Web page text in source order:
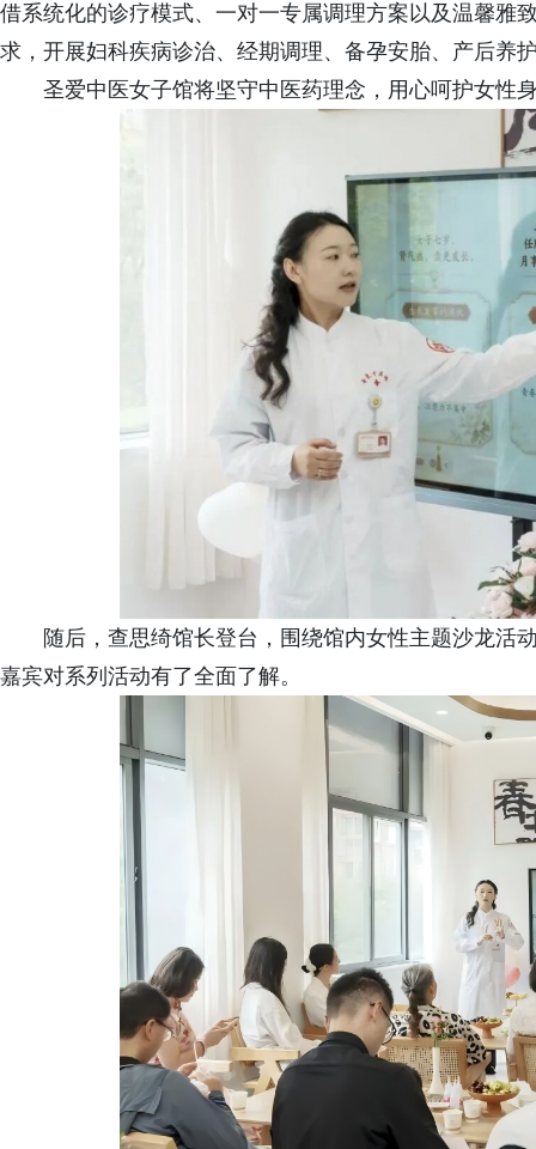
借系统化的诊疗模式、一对一专属调理方案以及温馨雅
求，开展妇科疾病诊治、经期调理、备孕安胎、产后养
圣爱中医女子馆将坚守中医药理念，用心呵护女性
随后，查思绮馆长登台，围绕馆内女性主题沙龙活
嘉宾对系列活动有了全面了解。